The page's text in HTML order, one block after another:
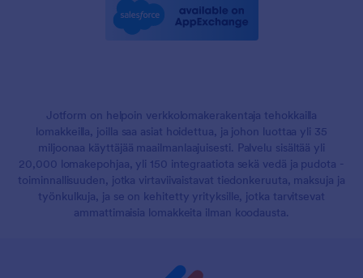
Jotform on helpoin verkkolomakerakentaja tehokkailla
lomakkeilla, joilla saa asiat hoidettua, ja johon luottaa yli 35
miljoonaa käyttäjää maailmanlaajuisesti. Palvelu sisältää yli
20,000 lomakepohjaa, yli 150 integraatiota sekä vedä ja pudota -
toiminnallisuuden, jotka virtaviivaistavat tiedonkeruuta, maksuja ja
työnkulkuja, ja se on kehitetty yrityksille, jotka tarvitsevat
ammattimaisia lomakkeita ilman koodausta.